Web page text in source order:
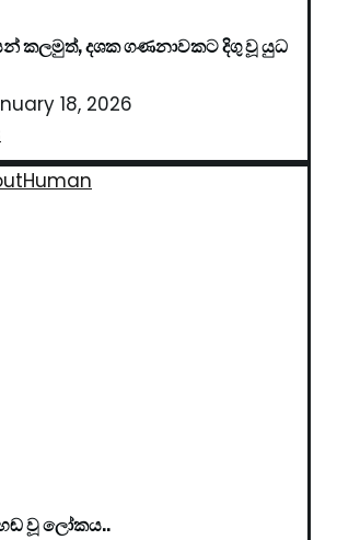
කලමුත්, දශක ගණනාවකට දිගු වූ යුධ
18, 2026
වූ ලෝකය..